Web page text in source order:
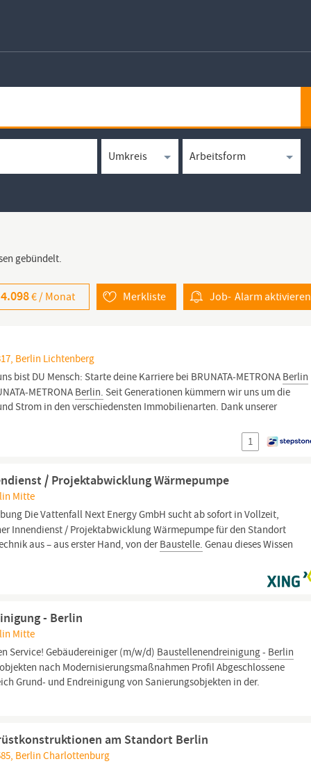
gebündelt.
Job- Alarmaktivieren
Merkliste
4.098€ / Monat
Berlin Lichtenberg
bist DU Mensch: Starte deine Karriere bei BRUNATA-METRONA Berlin
METRONA Berlin. Seit Generationen kümmern wir uns um die
Strom in den verschiedensten Immobilienarten. Dank unserer
1
/ Projektabwicklung Wärmepumpe
Mitte
Die Vattenfall Next Energy GmbH sucht ab sofort in Vollzeit,
Innendienst / Projektabwicklung Wärmepumpe für den Standort
aus – aus erster Hand, von derBaustelle. Genau dieses Wissen
- Berlin
Mitte
Service! Gebäudereiniger (m/w/d) Baustellenendreinigung- Berlin
nach Modernisierungsmaßnahmen Profil Abgeschlossene
Grund- und Endreinigung von Sanierungsobjekten in der.
am Standort Berlin
Berlin Charlottenburg